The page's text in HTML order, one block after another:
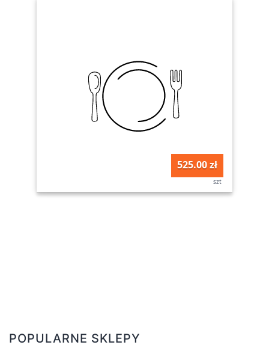
525.00 zł
szt
POPULARNE SKLEPY